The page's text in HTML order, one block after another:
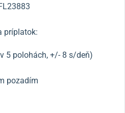
príplatok:
5 polohách, +/- 8 s/deň)
pozadím